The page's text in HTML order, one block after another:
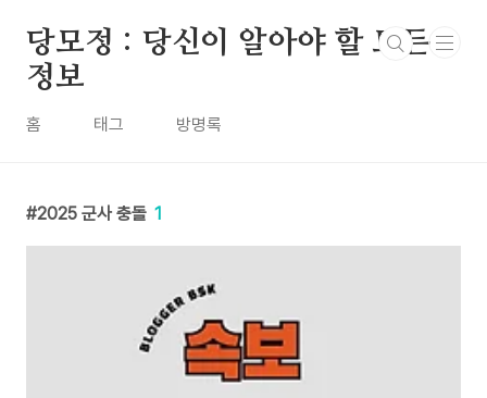
당모정 : 당신이 알아야 할 모든
정보
홈 태그 방명록
2025 군사 충돌 1